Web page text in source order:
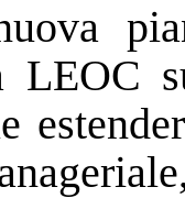
LEOC